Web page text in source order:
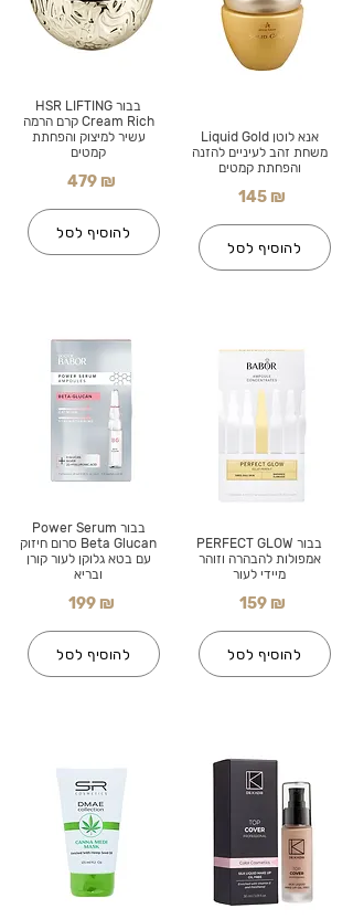
בבור HSR LIFTING
Cream Rich קרם הרמה
עשיר למיצוק והפחתת
קמטים
479 ₪
להוסיף לסל
בבור Power Serum
Beta Glucan סרום חיזוק
עם בטא גלוקן לעור קורן
ובריא
199 ₪
להוסיף לסל
אנא לוטן Liquid Gold
משחת זהב לעיניים להזנה
והפחתת קמטים
145 ₪
להוסיף לסל
בבור PERFECT GLOW
אמפולות להבהרה וזוהר
מיידי לעור
159 ₪
להוסיף לסל